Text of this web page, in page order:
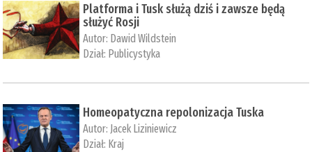
Platforma i Tusk służą dziś i zawsze będą
służyć Rosji
Autor: Dawid Wildstein
Dział: Publicystyka
Homeopatyczna repolonizacja Tuska
Autor: Jacek Liziniewicz
Dział: Kraj